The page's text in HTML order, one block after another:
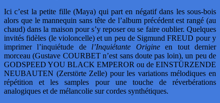
Ici c’est la petite fille (Maya) qui part en négatif dans les sous-bois
alors que le mannequin sans tête de l’album précédent est rangé (au
chaud) dans la maison pour s’y reposer ou se faire oublier. Quelques
invités fidèles (le violoncelle) et un peu de Sigmund FREUD pour y
imprimer l’inquiétude de l’Inquiétante Origineen
tout dernier
morceau (Gustave COURBET n’est sans doute pas loin), un peu de
GODSPEED YOU BLACK EMPEROR ou de EINSTÜRZENDE
NEUBAUTEN (Zerstörte Zelle) pour les variations mélodiques en
répétition et les samples pour une touche de réverbérations
analogiques et de mélancolie sur cordes synthétiques.